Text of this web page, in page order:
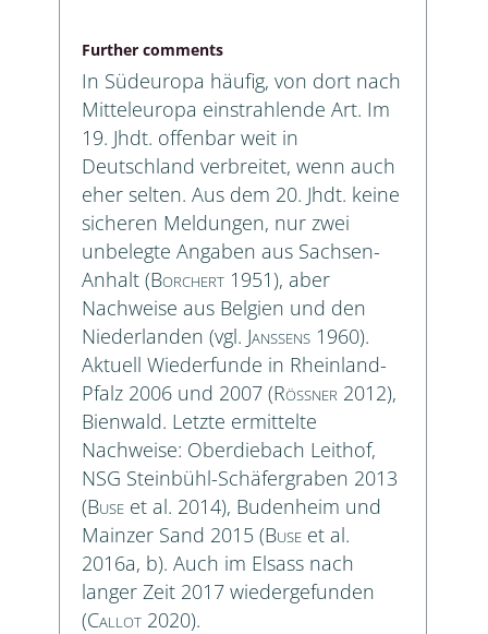
Further comments
In Südeuropa häufig, von dort nach
Mitteleuropa einstrahlende Art. Im
19. Jhdt. offenbar weit in
Deutschland verbreitet, wenn auch
eher selten. Aus dem 20. Jhdt. keine
sicheren Meldungen, nur zwei
unbelegte Angaben aus Sachsen-
Anhalt (Borchert 1951), aber
Nachweise aus Belgien und den
Niederlanden (vgl. Janssens 1960).
Aktuell Wiederfunde in Rheinland-
Pfalz 2006 und 2007 (Rößner 2012),
Bienwald. Letzte ermittelte
Nachweise: Oberdiebach Leithof,
NSG Steinbühl-Schäfergraben 2013
(Buse et al. 2014), Budenheim und
Mainzer Sand 2015 (Buse et al.
2016a, b). Auch im Elsass nach
langer Zeit 2017 wiedergefunden
(Callot 2020).